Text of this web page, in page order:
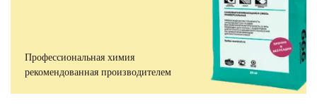
Профессиональная химия
рекомендованная производителем